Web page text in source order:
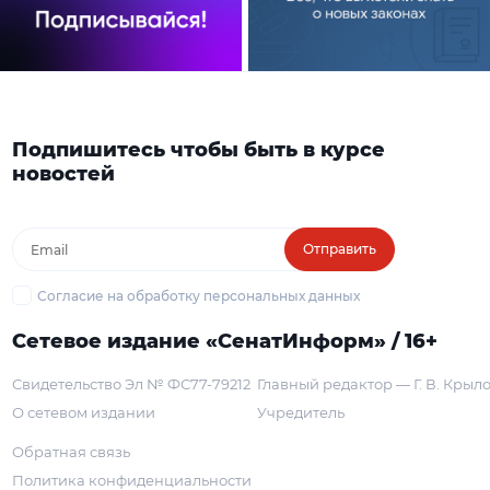
Подпишитесь чтобы быть в курсе
новостей
Отправить
Согласие на обработку персональных данных
Сетевое издание «СенатИнформ» / 16+
Свидетельство Эл № ФС77-79212
О сетевом издании
Главный редактор — Г. В.
Учредитель
Обратная связь
Политика конфиденциальности